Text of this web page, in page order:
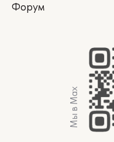
Форум
Мы в Max